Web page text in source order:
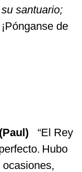
su santuario;
¡Pónganse de
“El Rey
Hubo
ocasiones,